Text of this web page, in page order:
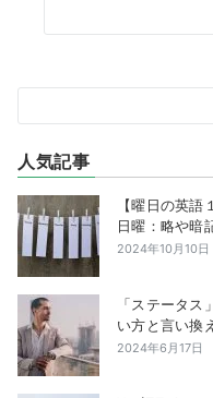
人気記事
【曜日の英
日曜：略や暗
2024年10月10日
「ステータ
い方と言い換
2024年6月17日